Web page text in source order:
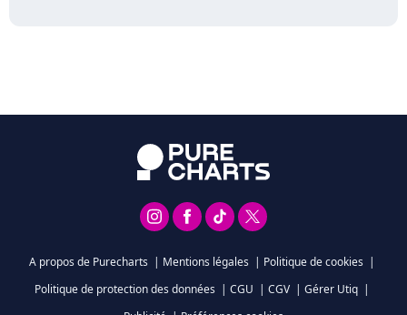
A propos de Purecharts | Mentions légales | Politique de cookies |
Politique de protection des données | CGU | CGV | Gérer Utiq |